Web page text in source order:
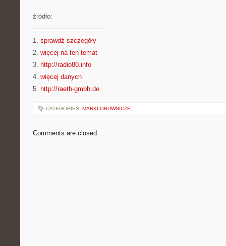
źródło:
———————————
1. sprawdź szczegóły
2. więcej na ten temat
3. http://radio80.info
4. więcej danych
5. http://raeth-gmbh.de
CATEGORIES: MARKI OBUWNICZE
Comments are closed.